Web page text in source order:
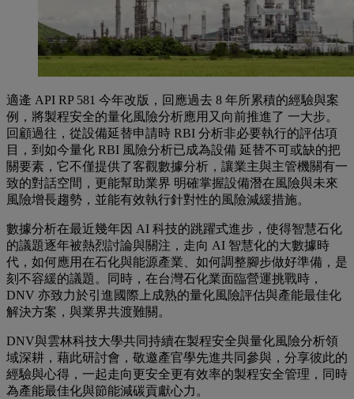
適逄 API RP 581 今年改版，回應過去 8 年所累積的經驗與案
例，將製程安全的量化風險分析應用又向前推進了 一大步。
回顧過往，從設備延替申請時 RBI 分析非必要執行的評估項
目，到如今量化 RBI 風險分析已成為設備 延替不可或缺的把
關要素，它不僅提供了客觀數據分析，讓業主與主管機關有一
致的對話空間，更能幫助業界 明確掌握設備潛在風險與未來
風險增長趨勢，並能有效執行針對性的風險減緩措施。
數據分析在最近幾年因 AI 科技的跳躍式進步，使得智慧石化
的議題逐年被熱烈討論與關注，走向 AI 智慧化的大數據時
代，如何應用在石化與能源產業、如何調整腳步做好準備，是
刻不容緩的議題。同時，在台灣石化業面臨營運挑戰時，
DNV 亦致力於引進國際上成熟的量化風險評估與產能最佳化
解決方案，與業界共渡難關。
DNV與雲林科技大學共同持續在製程安全與量化風險分析領
域深耕，藉此研討會，敬邀產官學先進共同參與，分享彼此的
經驗與心得，一起走向更安全更有效率的製程安全管理，同時
為產能最佳化與節能減碳貢獻心力。